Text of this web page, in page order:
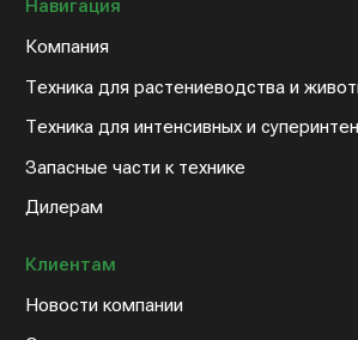
8 (800) 234-31-54
sales@artex-agro.com
Политика конфедициальности
Контакты